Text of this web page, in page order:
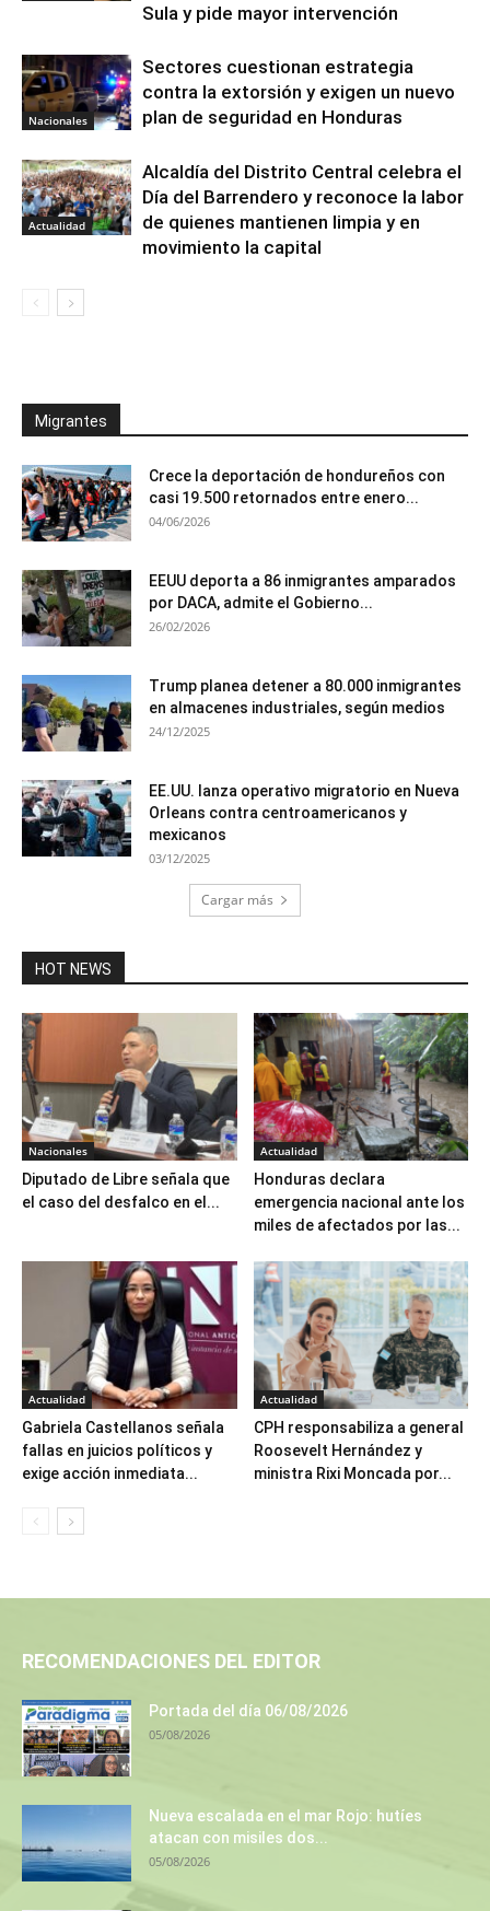
Sula y pide mayor intervención
Nacionales
Sectores cuestionan estrategia
contra la extorsión y exigen un nuevo
plan de seguridad en Honduras
Actualidad
Alcaldía del Distrito Central celebra el
Día del Barrendero y reconoce la labor
de quienes mantienen limpia y en
movimiento la capital
Migrantes
Crece la deportación de hondureños con
casi 19.500 retornados entre enero...
04/06/2026
EEUU deporta a 86 inmigrantes amparados
por DACA, admite el Gobierno...
26/02/2026
Trump planea detener a 80.000 inmigrantes
en almacenes industriales, según medios
24/12/2025
EE.UU. lanza operativo migratorio en Nueva
Orleans contra centroamericanos y
mexicanos
03/12/2025
Cargar más
HOT NEWS
Nacionales
Diputado de Libre señala que
el caso del desfalco en el...
Actualidad
Honduras declara
emergencia nacional ante los
miles de afectados por las...
Actualidad
Gabriela Castellanos señala
fallas en juicios políticos y
exige acción inmediata...
Actualidad
CPH responsabiliza a general
Roosevelt Hernández y
ministra Rixi Moncada por...
RECOMENDACIONES DEL EDITOR
Portada del día 06/08/2026
05/08/2026
Nueva escalada en el mar Rojo: hutíes
atacan con misiles dos...
05/08/2026